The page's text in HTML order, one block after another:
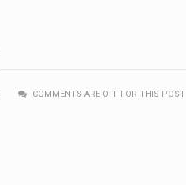
COMMENTS ARE OFF FOR THIS POST